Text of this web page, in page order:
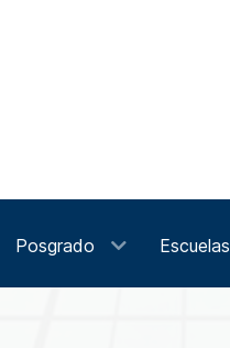
Posgrado Escuelas